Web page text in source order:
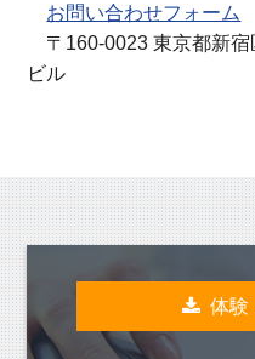
お問い合わせフォーム
〒160-0023 東京都新宿
ビル
体験